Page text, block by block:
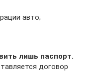
авто;
лишь паспорт.
договор